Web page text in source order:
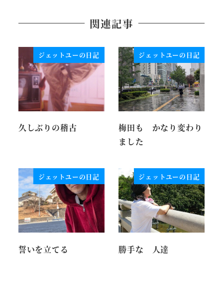
関連記事
ジェットユーの日記
久しぶりの稽古
ジェットユーの日記
梅田も かなり変わり
ました
ジェットユーの日記
誓いを立てる
ジェットユーの日記
勝手な 人達